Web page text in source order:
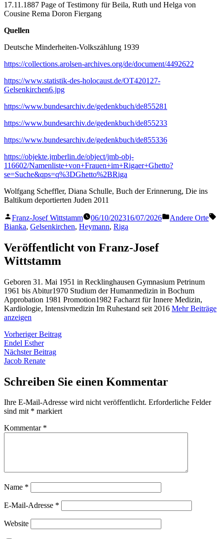
17.11.1887 Page of Testimony für Beila, Ruth und Helga von
Cousine Rema Doron Fiergang
Quellen
Deutsche Minderheiten-Volkszählung 1939
https://collections.arolsen-archives.org/de/document/4492622
https://www.statistik-des-holocaust.de/OT420127-
Gelsenkirchen6.jpg
https://www.bundesarchiv.de/gedenkbuch/de855281
https://www.bundesarchiv.de/gedenkbuch/de855233
https://www.bundesarchiv.de/gedenkbuch/de855336
https://objekte.jmberlin.de/object/jmb-obj-
116602/Namenliste+von+Frauen+im+Rigaer+Ghetto?
se=Suche&qps=q%3DGhetto%2BRiga
Wolfgang Scheffler, Diana Schulle, Buch der Erinnerung, Die ins
Baltikum deportierten Juden 2011
Veröffentlicht
von
Franz-Josef Wittstamm 06/10/202316/07/2026
Veröffentlicht
Andere Orte
Bianka, Gelsenkirchen, Heymann, Riga
Veröffentlicht von Franz-Josef
Wittstamm
Geboren 31. Mai 1951 in Recklinghausen Gymnasium Petrinum
1961 bis Abitur1970 Studium der Humanmedizin in Bochum
Approbation 1981 Promotion1982 Facharzt für Innere Medizin,
Kardiologie, Intensivmedizin Im Ruhestand seit 2016 Mehr Beiträge
anzeigen
Beitragsnavigation
Vorheriger BeitragVorheriger
Endel Esther
Nächster BeitragNächster
Jacob Renate
Schreiben Sie einen Kommentar
Ihre E-Mail-Adresse wird nicht veröffentlicht. Erforderliche Felder
sind mit * markiert
Kommentar *
Name *
E-Mail-Adresse *
Website